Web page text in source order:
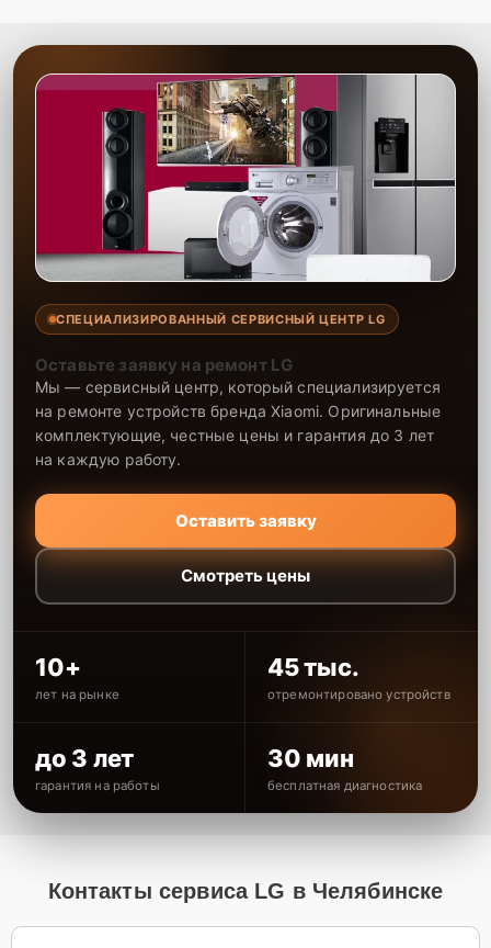
работоспособности устройства, используя проверенные детали.
гарантия, что подтверждает надежность ремонта. Обращайтесь к
нам, чтобы ваше устройство снова функционировало без проблем
с Wi-Fi подключением.
СПЕЦИАЛИЗИРОВАННЫЙ СЕРВИСНЫЙ ЦЕНТР LG
Оставьте заявку на ремонт LG
Мы — сервисный центр, который специализируется
на ремонте устройств бренда Xiaomi. Оригинальные
комплектующие, честные цены и гарантия до 3 лет
на каждую работу.
Оставить заявку
Смотреть цены
10+
лет на рынке
45 тыс.
отремонтировано устройств
до 3 лет
гарантия на работы
30 мин
бесплатная диагностика
Контакты сервиса LG в Челябинске